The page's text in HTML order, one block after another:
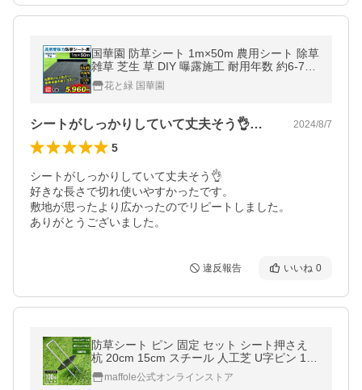
国華園 防草シート 1m×50m 農用シート 除草
雑草 芝生 草 DIY 曝露施工 耐用年数 約6-7年
抗菌剤 UV剤 厚み0.4ｍｍ 砂利 芝 高密度強
力防草シート・黒
花と緑 国華園
シートがしっかりしていて丈夫そう👌好… 2024/8/7
5
シートがしっかりしていて丈夫そう👌
好きな長さで切れ使いやすかったです。
敷地が思ったより広かったのでリピートしました。
ありがとうございました。
違反報告 いいね 0
防草シート ピン 固定 セット シート押さえ
杭 20cm 15cm スチール 人工芝 U字ピン 100
本 除草シート コ型 u 丈夫 おさえピン 黒丸
maffole公式オンラインストア